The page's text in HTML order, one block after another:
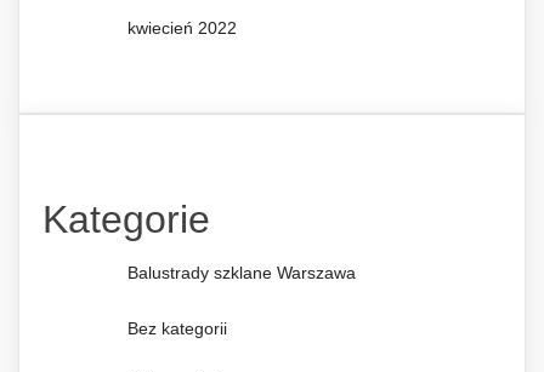
kwiecień 2022
Kategorie
Balustrady szklane Warszawa
Bez kategorii